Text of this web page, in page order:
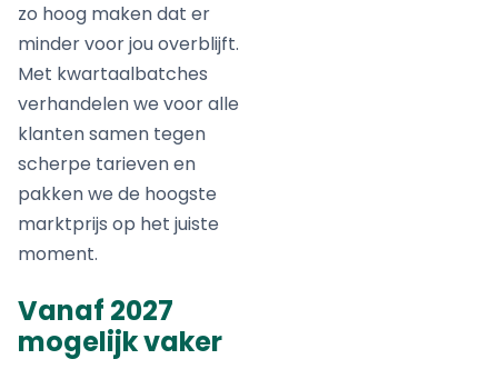
zo hoog maken dat er
minder voor jou overblijft.
Met kwartaalbatches
verhandelen we voor alle
klanten samen tegen
scherpe tarieven en
pakken we de hoogste
marktprijs op het juiste
moment.
Vanaf 2027
mogelijk vaker